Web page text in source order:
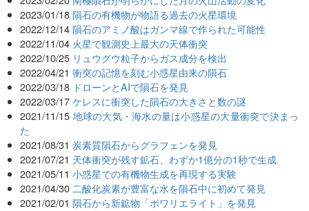
2023/01/18 隕石の有機物が物語る過去の火星環境
2022/12/14 隕石のアミノ酸はガンマ線で作られた可能性
2022/11/04 火星で観測史上最大の天体衝突
2022/10/25 リュウグウ粒子からガス成分を検出
2022/04/21 衝突の記憶を刻む小惑星由来の隕石
2022/03/18 ドローンとAIで隕石を発見
2022/03/17 ケレスに衝突した隕石の大きさと数の謎
2021/11/15 地球の大気・海水の量は小惑星の大量衝突で決まっ
た
2021/08/31 炭素質隕石からグラフェンを発見
2021/07/21 天体衝突が残す鉱石、わずか1億分の1秒で生成
2021/05/11 小惑星での有機物生成を再現する実験
2021/04/30 二酸化炭素が豊富な水を隕石中に初めて発見
2021/02/01 隕石から新鉱物「ポワリエライト」を発見